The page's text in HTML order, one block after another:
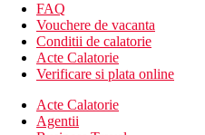
FAQ
Vouchere de vacanta
Conditii de calatorie
Acte Calatorie
Verificare si plata online
Acte Calatorie
Agentii